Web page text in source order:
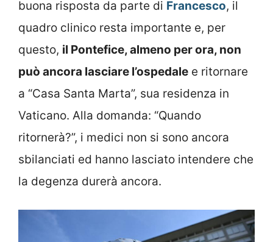
buona risposta da parte di Francesco, il
quadro clinico resta importante e, per
questo, il Pontefice, almeno per ora, non
può ancora lasciare l’ospedale e ritornare
a “Casa Santa Marta”, sua residenza in
Vaticano. Alla domanda: “Quando
ritornerà?”, i medici non si sono ancora
sbilanciati ed hanno lasciato intendere che
la degenza durerà ancora.